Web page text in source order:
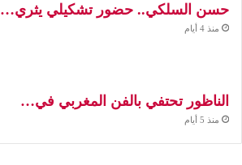
حسن السلكي.. حضور تشكيلي يثري…
منذ 4 أيام
الناظور تحتفي بالفن المغربي في…
منذ 5 أيام